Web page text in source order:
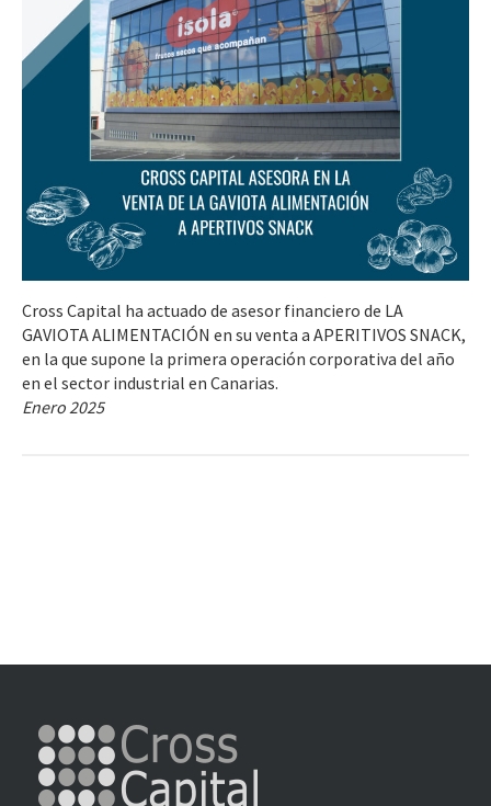
Cross Capital ha actuado de asesor financiero de LA
GAVIOTA ALIMENTACIÓN en su venta a APERITIVOS SNACK,
en la que supone la primera operación corporativa del año
en el sector industrial en Canarias.
Enero 2025